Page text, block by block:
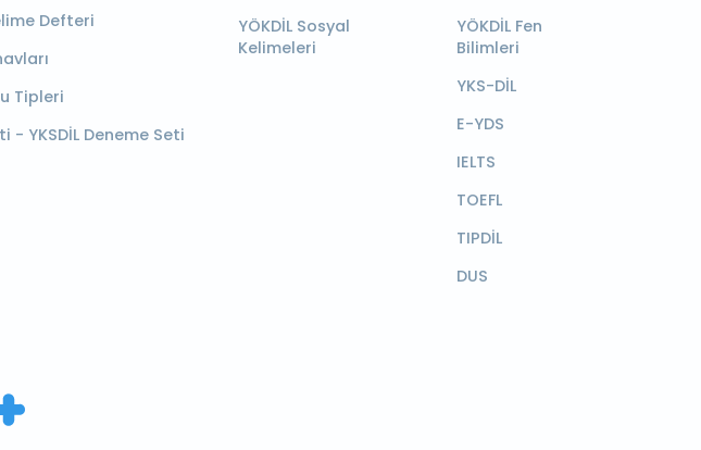
Defteri
Tipleri
- YKSDİL Deneme Seti
YÖKDİL Sosyal
Kelimeleri
YÖKDİL Fen
Bilimleri
YKS-DİL
E-YDS
IELTS
TOEFL
TIPDİL
DUS